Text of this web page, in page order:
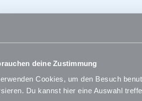
deine Zustimmung
Cookies, um den Besuch
Du kannst hier eine Auswahl